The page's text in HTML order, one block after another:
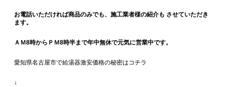
お電話いただければ商品のみでも、施工業者様の紹介も させていただき
ます。
ＡＭ8時からＰＭ8時半まで年中無休で元気に営業中です。
愛知県名古屋市で給湯器激安価格の秘密はコチラ
↓